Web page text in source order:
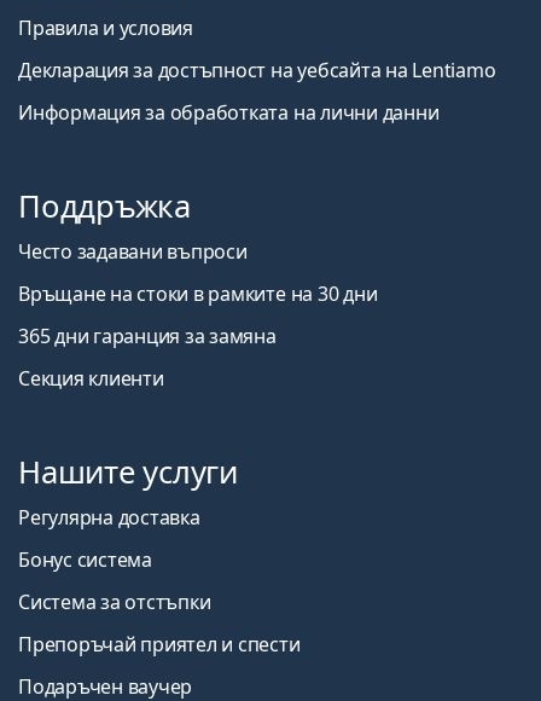
Правила и условия
Декларация за достъпност на уебсайта на Lentiamo
Информация за обработката на лични данни
Поддръжка
Често задавани въпроси
Връщане на стоки в рамките на 30 дни
365 дни гаранция за замяна
Секция клиенти
Нашите услуги
Регулярна доставка
Бонус система
Система за отстъпки
Препоръчай приятел и спести
Подаръчен ваучер